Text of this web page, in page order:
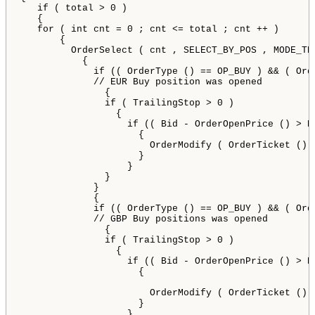
if
( total > 0
)
{
for
( int cnt = 0 ; cnt <= total ; cnt ++
)
{
OrderSelect
( cnt , SELECT_BY_POS ,
{
if
(( OrderType () == OP_BUY ) && (
// EUR Buy position was opened
{
if
( TrailingStop > 0
)
{
if
(( Bid - OrderOpenPrice () >
{
OrderModify
( OrderTicket ()
}
}
}
}
{
if
(( OrderType () == OP_BUY ) && (
// GBP Buy positions was opened
{
if
( TrailingStop > 0
)
{
if
(( Bid - OrderOpenPrice () >
{
OrderModify
( OrderTicket ()
}